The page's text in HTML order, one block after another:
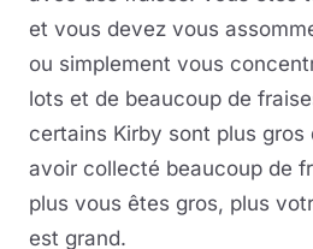
et vous devez vous
ou simplement vous
lots et de beaucoup de
certains Kirby sont plus gros
avoir collecté beaucoup de
plus vous êtes gros, plus
est grand.